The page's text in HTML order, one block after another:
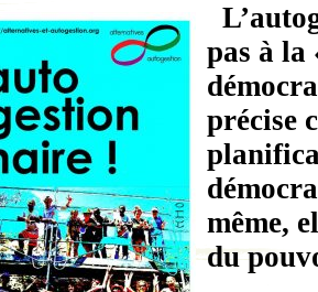
pas à
précise
même,
du